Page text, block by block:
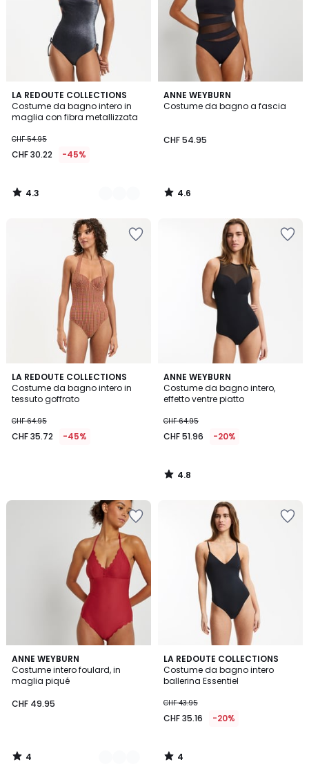
LA REDOUTE COLLECTIONS
Costume da bagno intero in
maglia con fibra metallizzata
CHF 54.95
CHF 30.22 -45%
4.3
/ 5
2
Colori
4.3
/
ANNE WEYBURN
Costume da bagno a fascia
CHF 54.95
4.6
/ 5
4.6
/
LA REDOUTE COLLECTIONS
Costume da bagno intero in
tessuto goffrato
CHF 64.95
CHF 35.72 -45%
ANNE WEYBURN
Costume da bagno intero,
effetto ventre piatto
CHF 64.95
CHF 51.96 -20%
4.8
/ 5
4.8
/
ANNE WEYBURN
Costume intero foulard, in
maglia piqué
CHF 49.95
4
/
5
2
Colori
4
/
LA REDOUTE COLLECTIONS
Costume da bagno intero
ballerina Essentiel
CHF 43.95
CHF 35.16 -20%
4
/
5
4
/